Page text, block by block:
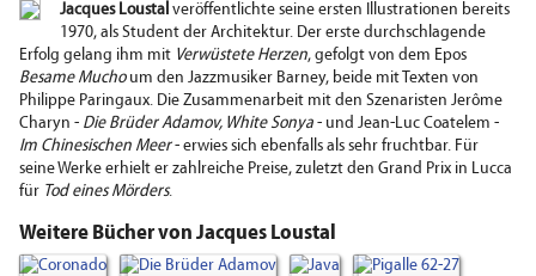
Jacques Loustal veröffentlichte seine ersten Illustrationen bereits
1970, als Student der Architektur. Der erste durchschlagende
Erfolg gelang ihm mit Verwüstete Herzen, gefolgt von dem Epos
Besame Muchoum den Jazzmusiker Barney, beide mit Texten von
Philippe Paringaux. Die Zusammenarbeit mit den Szenaristen Jerôme
Charyn - Die Brüder Adamov, White Sonya - und Jean-Luc Coatelem -
Im Chinesischen Meer- erwies sich ebenfalls als sehr fruchtbar. Für
seine Werke erhielt er zahlreiche Preise, zuletzt den Grand Prix in Lucca
für Tod eines Mörders.
Weitere Bücher von Jacques Loustal